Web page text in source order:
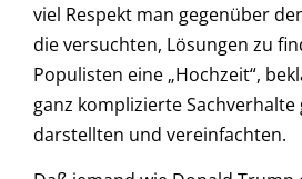
viel Respekt man gegenüber
die versuchten, Lösungen zu
Populisten eine „Hochzeit“,
ganz komplizierte Sachverhalte
darstellten und vereinfachten.